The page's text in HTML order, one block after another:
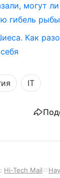
могут
гибель
Как
IT
Hi-Tech Mail